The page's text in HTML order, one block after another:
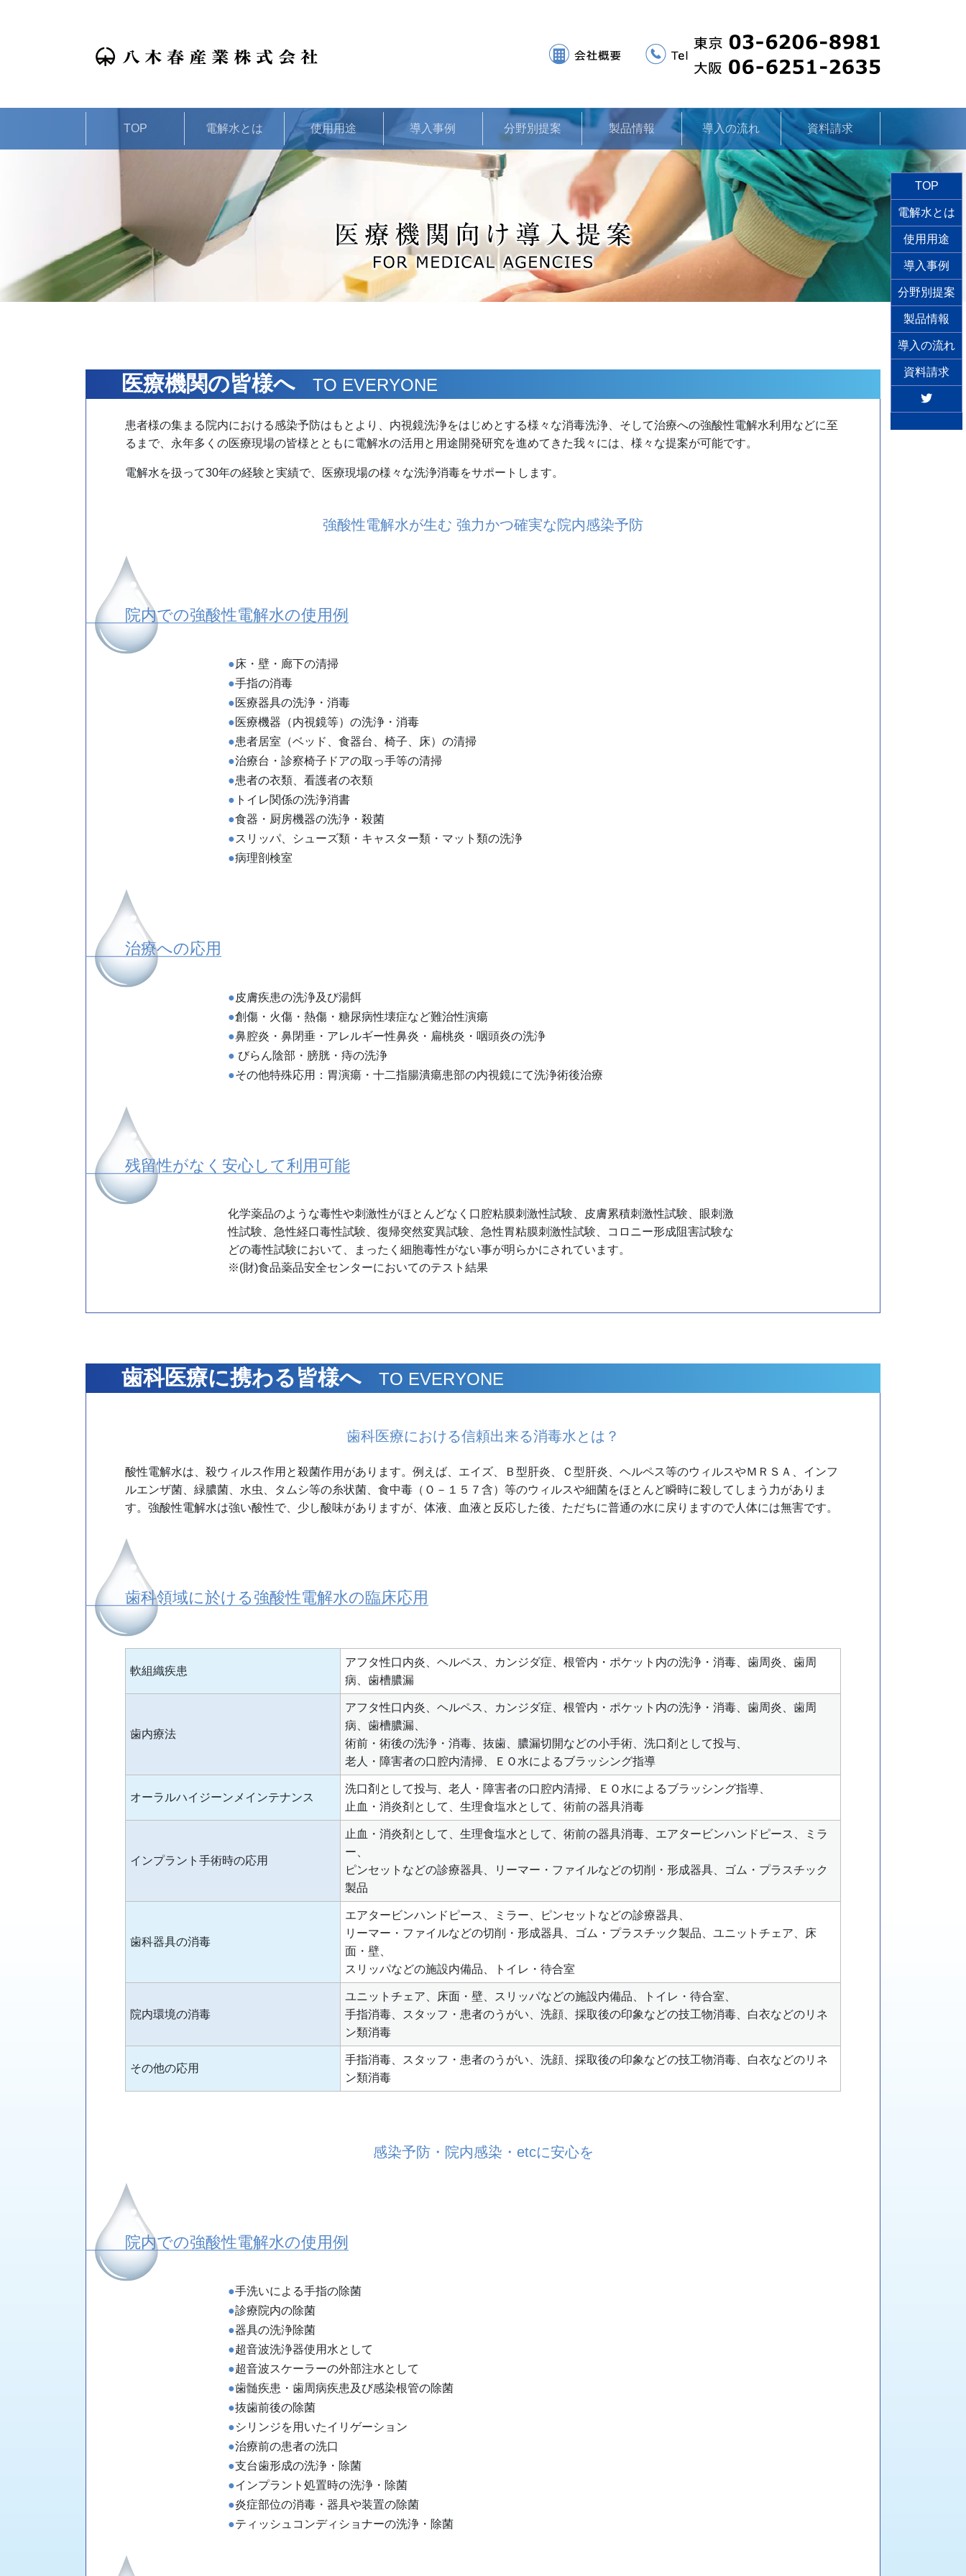
TOP 電解水とは 使用用途 導入事例 分野別提案
●食品工場向け
●飲料水工場向け
●動物病院・ペット
ショップ向け
●お菓子工場向け
製品情報 導入の流れ 資料請求
医療機関の皆様へ TO EVERYONE
患者様の集まる院内における感染予防はもとより、内視鏡洗浄をはじめとする様々な消毒洗浄、そして治療への強酸性電解水利用などに至
るまで、永年多くの医療現場の皆様とともに電解水の活用と用途開発研究を進めてきた我々には、様々な提案が可能です。
電解水を扱って30年の経験と実績で、医療現場の様々な洗浄消毒をサポートします。
強酸性電解水が生む 強力かつ確実な院内感染予防
院内での強酸性電解水の使用例
●床・壁・廊下の清掃
●手指の消毒
●医療器具の洗浄・消毒
●医療機器（内視鏡等）の洗浄・消毒
●患者居室（ベッド、食器台、椅子、床）の清掃
●治療台・診察椅子ドアの取っ手等の清掃
●患者の衣類、看護者の衣類
● トイレ関係の洗浄消書
●食器・厨房機器の洗浄・殺菌
●スリッパ、シューズ類・キャスター類・マット類の洗浄
●病理剖検室
治療への応用
●皮膚疾患の洗浄及び湯餌
●創傷・火傷・熱傷・糖尿病性壊症など難治性演瘍
●鼻腔炎・鼻閉垂・アレルギー性鼻炎・扁桃炎・咽頭炎の洗浄
● びらん陰部・膀胱・痔の洗浄
●その他特殊応用：胃演瘍・十二指腸潰瘍患部の内視鏡にて洗浄術後治療
残留性がなく安心して利用可能
化学薬品のような毒性や刺激性がほとんどなく口腔粘膜刺激性試験、皮膚累積刺激性試験、眼刺激
性試験、急性経口毒性試験、復帰突然変異試験、急性胃粘膜刺激性試験、コロニー形成阻害試験な
どの毒性試験において、まったく細胞毒性がない事が明らかにされています。
※(財)食品薬品安全センターにおいてのテスト結果
歯科医療に携わる皆様へ TO EVERYONE
歯科医療における信頼出来る消毒水とは？
酸性電解水は、殺ウィルス作用と殺菌作用があります。例えば、エイズ、Ｂ型肝炎、Ｃ型肝炎、ヘルペス等のウィルスやＭＲＳＡ、インフ
ルエンザ菌、緑膿菌、水虫、タムシ等の糸状菌、食中毒（Ｏ－１５７含）等のウィルスや細菌をほとんど瞬時に殺してしまう力がありま
す。強酸性電解水は強い酸性で、少し酸味がありますが、体液、血液と反応した後、ただちに普通の水に戻りますので人体には無害です。
歯科領域に於ける強酸性電解水の臨床応用
軟組織疾患
アフタ性口内炎、ヘルペス、カンジダ症、根管内・ポケット内の洗浄・消毒、歯周炎、歯周
病、歯槽膿漏
歯内療法
アフタ性口内炎、ヘルペス、カンジダ症、根管内・ポケット内の洗浄・消毒、歯周炎、歯周
病、歯槽膿漏、
術前・術後の洗浄・消毒、抜歯、膿漏切開などの小手術、洗口剤として投与、
老人・障害者の口腔内清掃、ＥＯ水によるブラッシング指導
オーラルハイジーンメインテナンス
洗口剤として投与、老人・障害者の口腔内清掃、ＥＯ水によるブラッシング指導、
止血・消炎剤として、生理食塩水として、術前の器具消毒
インプラント手術時の応用
止血・消炎剤として、生理食塩水として、術前の器具消毒、エアタービンハンドピース、ミラ
ー、
ピンセットなどの診療器具、リーマー・ファイルなどの切削・形成器具、ゴム・プラスチック
製品
歯科器具の消毒
エアタービンハンドピース、ミラー、ピンセットなどの診療器具、
リーマー・ファイルなどの切削・形成器具、ゴム・プラスチック製品、ユニットチェア、床
面・壁、
スリッパなどの施設内備品、トイレ・待合室
院内環境の消毒
ユニットチェア、床面・壁、スリッパなどの施設内備品、トイレ・待合室、
手指消毒、スタッフ・患者のうがい、洗顔、採取後の印象などの技工物消毒、白衣などのリネ
ン類消毒
その他の応用
手指消毒、スタッフ・患者のうがい、洗顔、採取後の印象などの技工物消毒、白衣などのリネ
ン類消毒
感染予防・院内感染・etcに安心を
院内での強酸性電解水の使用例
●手洗いによる手指の除菌
●診療院内の除菌
●器具の洗浄除菌
●超音波洗浄器使用水として
●超音波スケーラーの外部注水として
●歯髄疾患・歯周病疾患及び感染根管の除菌
●抜歯前後の除菌
●シリンジを用いたイリゲーション
●治療前の患者の洗口
●支台歯形成の洗浄・除菌
●インプラント処置時の洗浄・除菌
●炎症部位の消毒・器具や装置の除菌
●ティッシュコンディショナーの洗浄・除菌
TOP
電解水とは
使用用途
導入事例
分野別提案
製品情報
導入の流れ
資料請求